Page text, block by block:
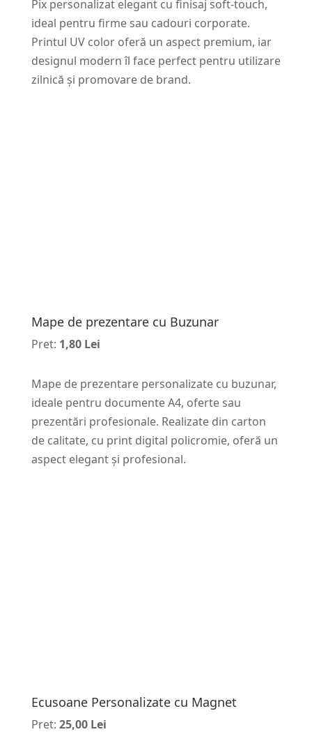
Pix personalizat elegant cu finisaj soft-touch,
ideal pentru firme sau cadouri corporate.
Printul UV color oferă un aspect premium, iar
designul modern îl face perfect pentru utilizare
zilnică și promovare de brand.
Mape de prezentare cu Buzunar
Pret: 1,80 Lei
Mape de prezentare personalizate cu buzunar,
ideale pentru documente A4, oferte sau
prezentări profesionale. Realizate din carton
de calitate, cu print digital policromie, oferă un
aspect elegant și profesional.
Ecusoane Personalizate cu Magnet
Pret: 25,00 Lei